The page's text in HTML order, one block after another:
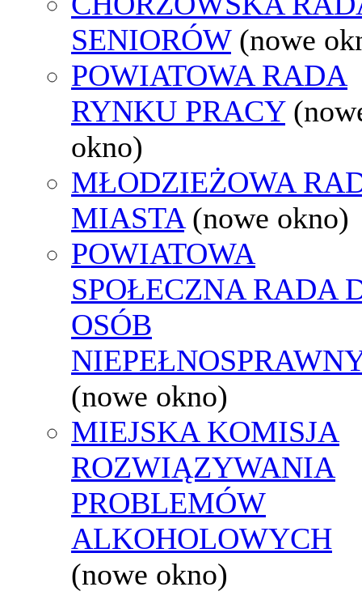
SENIORÓW (nowe
POWIATOWA RADA
RYNKU PRACY
okno)
MŁODZIEŻOWA
MIASTA (nowe okno)
POWIATOWA
SPOŁECZNA RADA
OSÓB
(nowe okno)
MIEJSKA KOMISJA
ROZWIĄZYWANIA
PROBLEMÓW
ALKOHOLOWYCH
(nowe okno)